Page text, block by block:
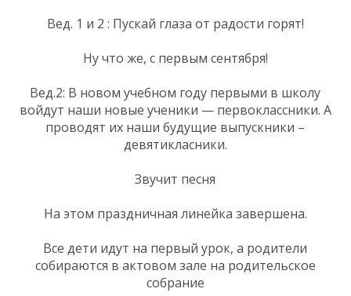
Вед. 1 и 2 : Пускай глаза от радости горят!
Ну что же, с первым сентября!
Вед.2: В новом учебном году первыми в школу
войдут наши новые ученики — первоклассники. А
проводят их наши будущие выпускники –
девятикласники.
Звучит песня
На этом праздничная линейка завершена.
Все дети идут на первый урок, а родители
собираются в актовом зале на родительское
собрание